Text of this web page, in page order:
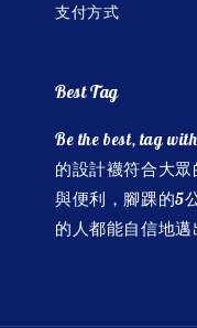
支付方式
Best Tag
Be the best, tag
的設計襪符合大
與便利，腳踝的5
的人都能自信地邁